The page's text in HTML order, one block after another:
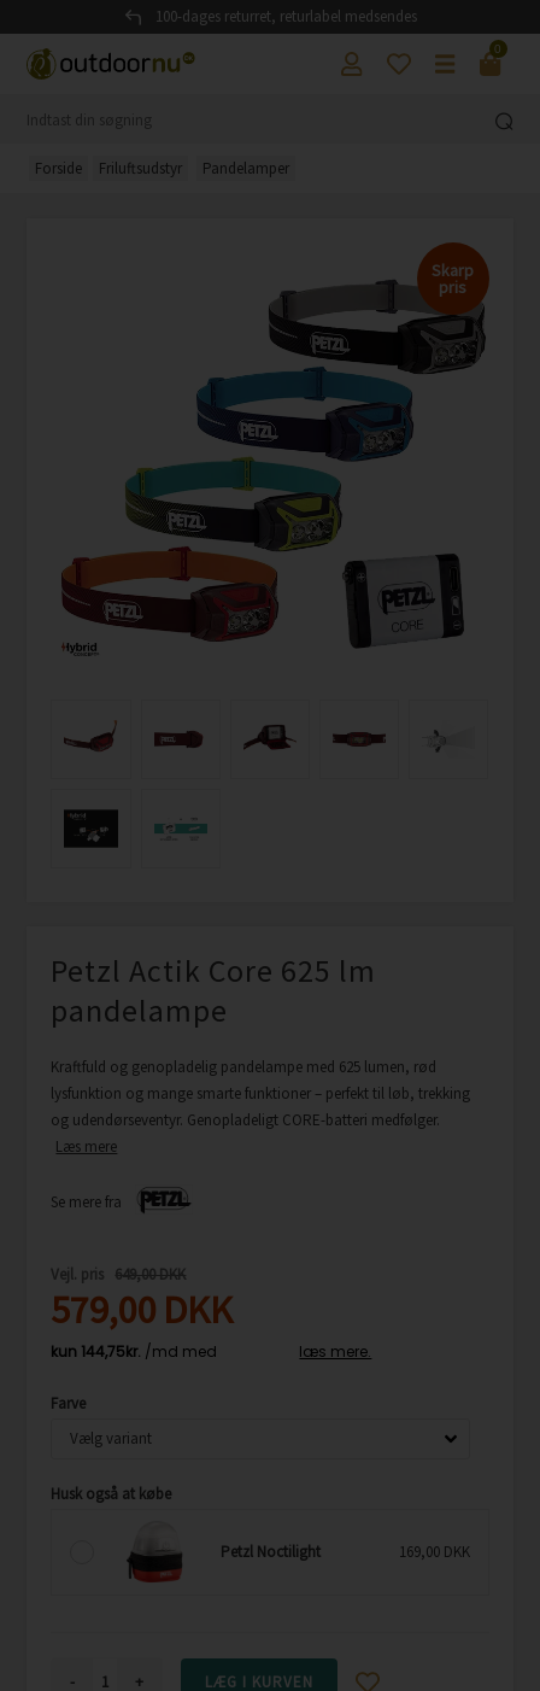
100-dages returret, returlabel medsendes
0
Forside Friluftsudstyr Pandelamper
Skarp
pris
Petzl Actik Core 625 lm
pandelampe
Kraftfuld og genopladelig pandelampe med 625 lumen, rød
lysfunktion og mange smarte funktioner – perfekt til løb, trekking
og udendørseventyr. Genopladeligt CORE-batteri medfølger.
Læs mere
Se mere fra
Vejl. pris 649,00 DKK
579,00 DKK
Farve
Husk også at købe
Petzl Noctilight 169,00 DKK
- +